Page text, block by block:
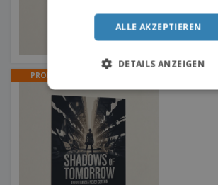
PROMO
ALLE AKZEPTIEREN
DETAILS ANZEIGEN